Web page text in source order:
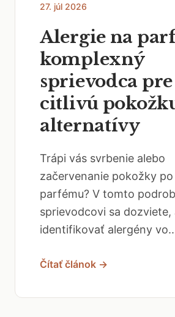
27. júl 2026
Alergie na
komplexný
sprievodca pre
citlivú
alternatívy
Trápi vás svrbenie alebo
začervenanie pokožky po
parfému? V tomto
sprievodcovi sa dozviete,
identifikovať alergény
Čítať článok →